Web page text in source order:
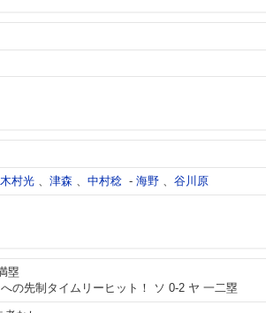
木村光 、 津森 、 中村稔 - 海野 、 谷川原
塁
の先制タイムリーヒット！ ソ 0-2 ヤ 一二塁